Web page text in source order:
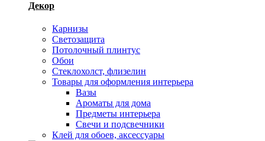
Декор
Карнизы
Светозащита
Потолочный плинтус
Обои
Стеклохолст, флизелин
Товары для оформления интерьера
Вазы
Ароматы для дома
Предметы интерьера
Свечи и подсвечники
Клей для обоев, аксессуары